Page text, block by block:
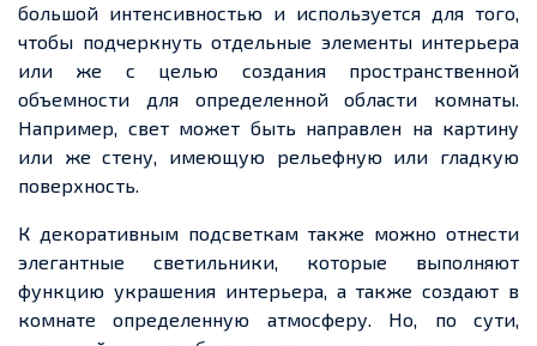
большой интенсивностью и используется для того,
чтобы подчеркнуть отдельные элементы интерьера
или же с целью создания пространственной
объемности для определенной области комнаты.
Например, свет может быть направлен на картину
или же стену, имеющую рельефную или гладкую
поверхность.
К декоративным подсветкам также можно отнести
элегантные светильники, которые выполняют
функцию украшения интерьера, а также создают в
комнате определенную атмосферу. Но, по сути,